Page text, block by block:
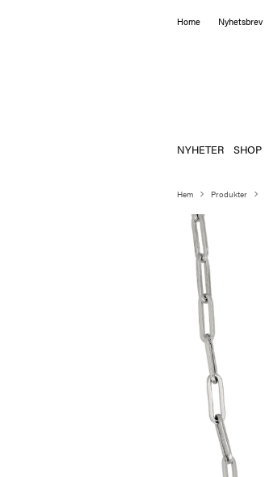
Home Nyhetsbrev
NYHETER SHOP
Hem Produkter